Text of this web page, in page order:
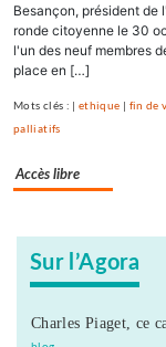
Besançon, président de
ronde citoyenne le 30
l'un des neuf membres
place en […]
Mots clés : |ethique | fin de
palliatifs
Accès libre
Sur l’Agora
Charles Piaget, ce